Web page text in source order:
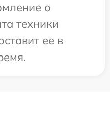
о
техники
ее в